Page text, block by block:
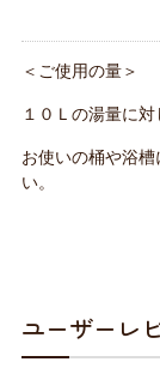
＜ご使用の量＞
１０Ｌの湯量に
お使いの桶や浴
い。
ユーザーレ